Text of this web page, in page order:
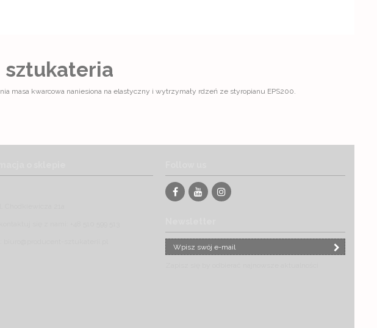
sztukateria
masa kwarcowa naniesiona na elastyczny i wytrzymały rdzeń ze styropianu EPS200.